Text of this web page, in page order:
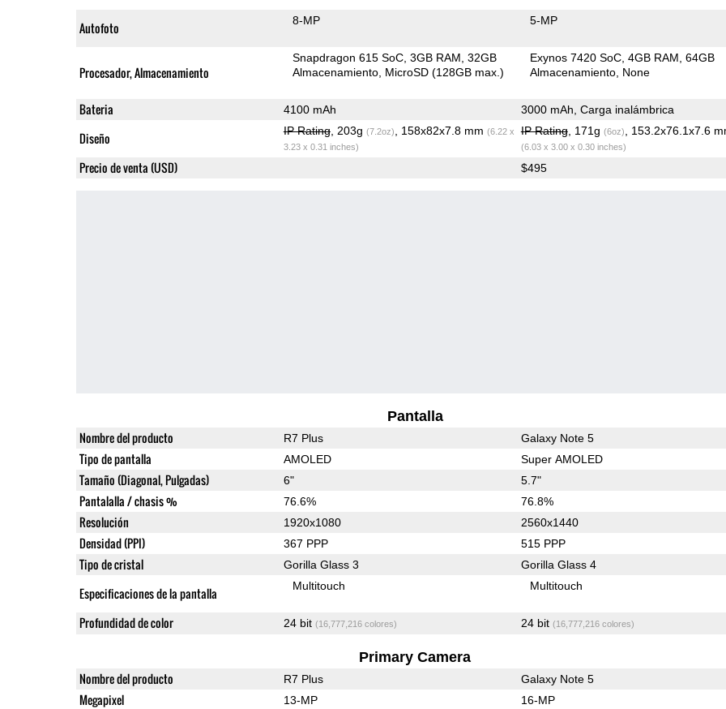
Autofoto 8-MP 5-MP
Procesador, Almacenamiento
Snapdragon 615 SoC 3GB RAM 32GB
Almacenamiento MicroSD (128GB max.)
Exynos 7420 SoC 4GB RAM 64GB
Almacenamiento None
Bateria 4100 mAh 3000 mAh, Carga inalámbrica
Diseño IP Rating, 203g (7.2oz) , 158x82x7.8 mm (6.22 x
3.23 x 0.31 inches)
IP Rating, 171g (6oz) , 153.2x76.1x7.6
(6.03 x 3.00 x 0.30 inches)
Precio de venta (USD) $495
Pantalla
Nombre del producto R7 Plus Galaxy Note 5
Tipo de pantalla AMOLED Super AMOLED
Tamaño (Diagonal, Pulgadas) 6" 5.7"
Pantalalla / chasis % 76.6% 76.8%
Resolución 1920x1080 2560x1440
Densidad (PPI) 367 PPP 515 PPP
Tipo de cristal Gorilla Glass 3 Gorilla Glass 4
Especificaciones de la pantalla Multitouch Multitouch
Profundidad de color 24 bit (16,777,216 colores) 24 bit (16,777,216 colores)
Primary Camera
Nombre del producto R7 Plus Galaxy Note 5
Megapixel 13-MP 16-MP